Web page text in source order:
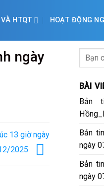
HTQT HOẠT ĐỘNG
ngày
13 giờ ngày
2025
BÀI
Bản
Bản
ngày
Bản
ngày